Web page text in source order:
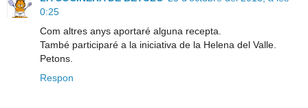
0:25
Com altres anys aportaré alguna recepta.
També participaré a la iniciativa de la Helena del Valle.
Petons.
Respon